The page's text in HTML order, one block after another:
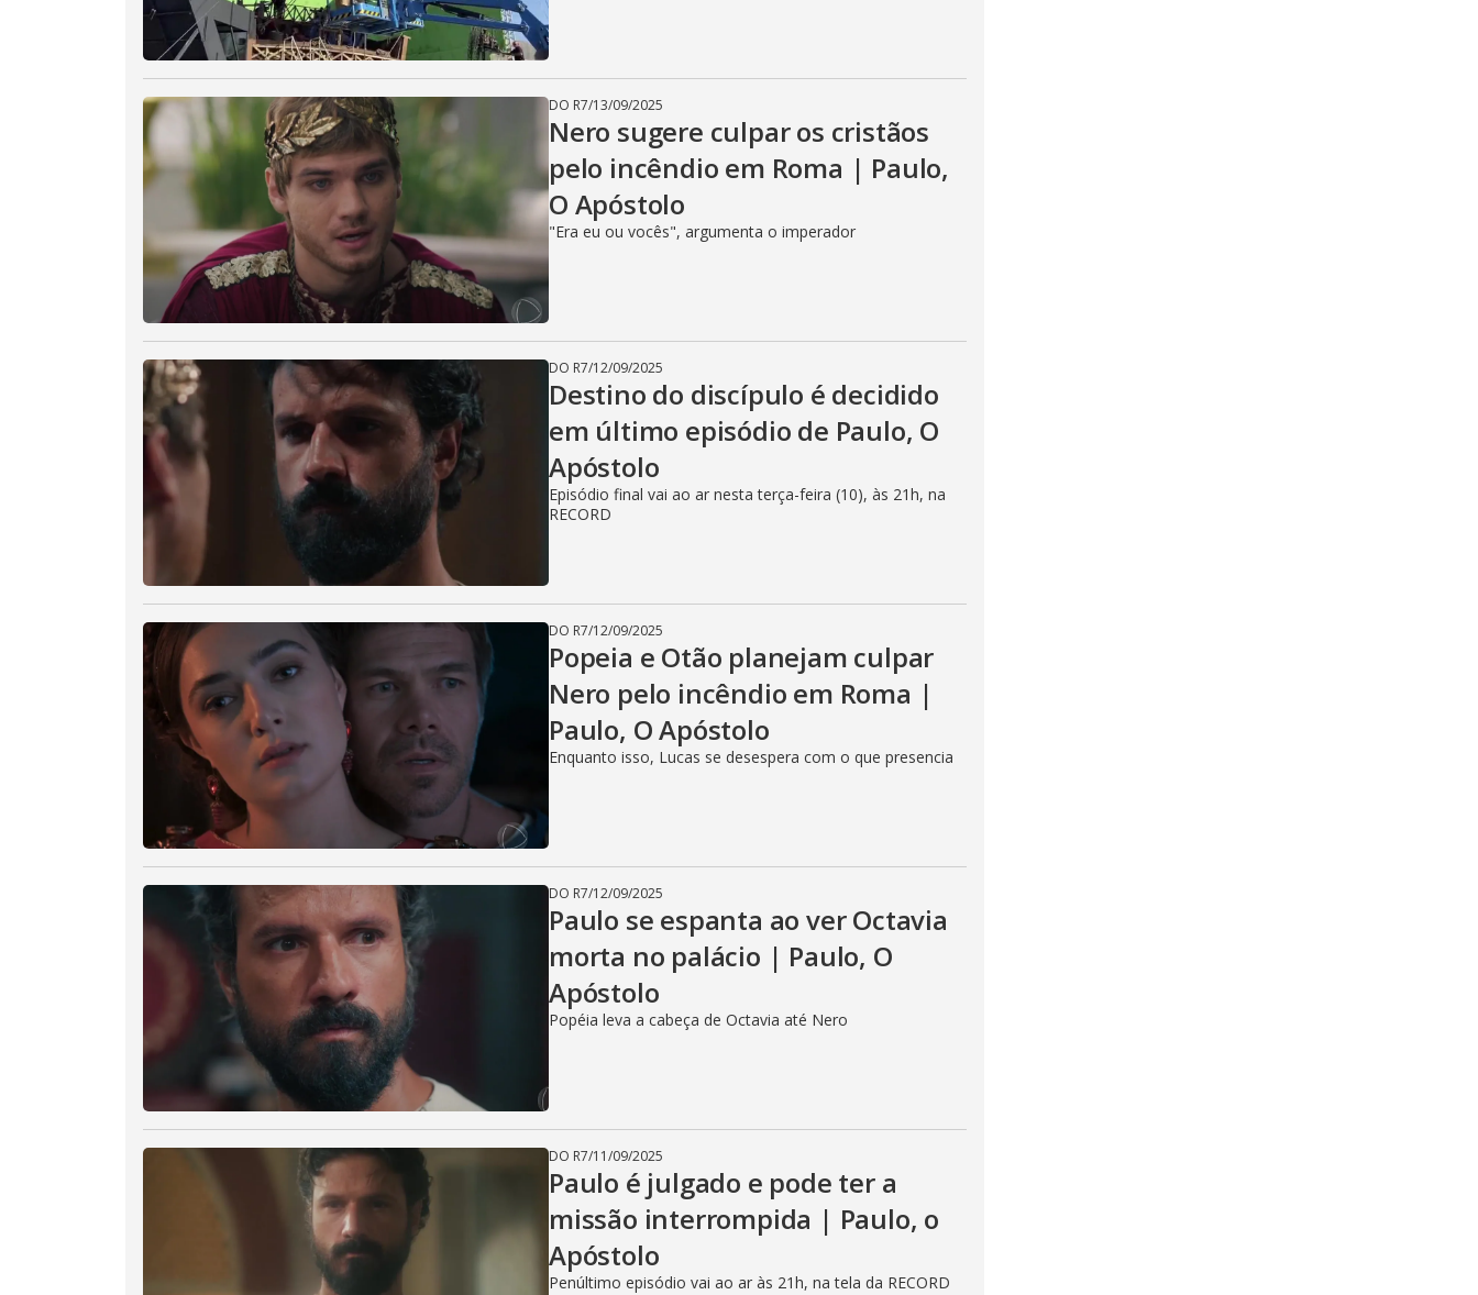
DO R7/13/09/2025
Nero sugere culpar os cristãos
pelo incêndio em Roma | Paulo,
O Apóstolo
"Era eu ou vocês", argumenta o imperador
DO R7/12/09/2025
Destino do discípulo é decidido
em último episódio de Paulo, O
Apóstolo
Episódio final vai ao ar nesta terça-feira (10), às 21h, na
RECORD
DO R7/12/09/2025
Popeia e Otão planejam culpar
Nero pelo incêndio em Roma |
Paulo, O Apóstolo
Enquanto isso, Lucas se desespera com o que presencia
DO R7/12/09/2025
Paulo se espanta ao ver Octavia
morta no palácio | Paulo, O
Apóstolo
Popéia leva a cabeça de Octavia até Nero
DO R7/11/09/2025
Paulo é julgado e pode ter a
missão interrompida | Paulo, o
Apóstolo
Penúltimo episódio vai ao ar às 21h, na tela da RECORD